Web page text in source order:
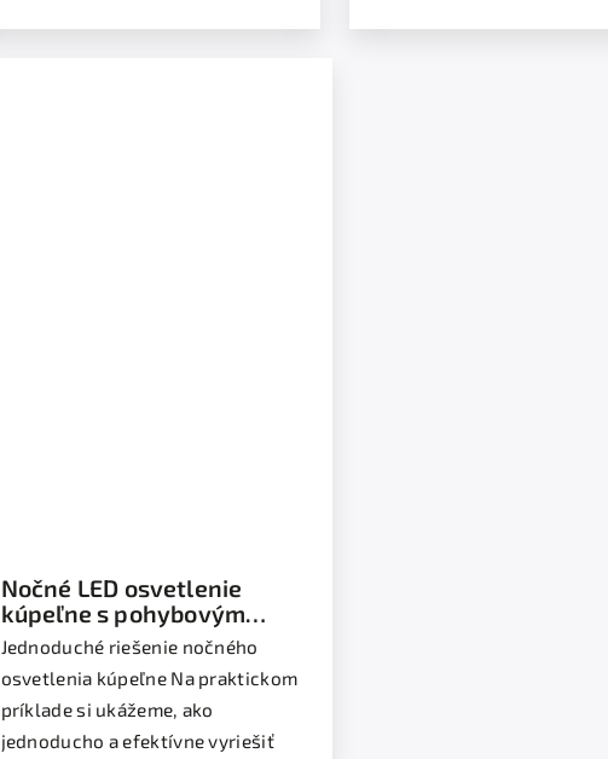
Nočné LED osvetlenie
kúpeľne s pohybovým
senzorom
Jednoduché riešenie nočného
osvetlenia kúpeľne Na praktickom
príklade si ukážeme, ako
jednoducho a efektívne vyriešiť